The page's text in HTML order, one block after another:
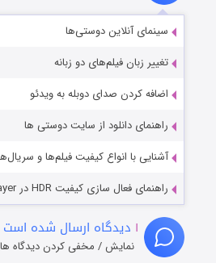
سینمای آنلاین دوستی‌ها
تغییر زبان فیلم‌های دو زبانه
اضافه کردن صدای دوبله به ویدئو
راهنمای دانلود از سایت دوستی ها
آشنایی با انواع کیفیت فیلم‌ها و
راهنمای فعال سازی کیفیت HDR در PotPlayer
۱ دیدگاه ارسال شده است
نمایش / مخفی کردن دیدگاه ها